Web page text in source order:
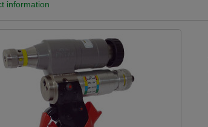
v této verzi
another language than the selected one. This
information